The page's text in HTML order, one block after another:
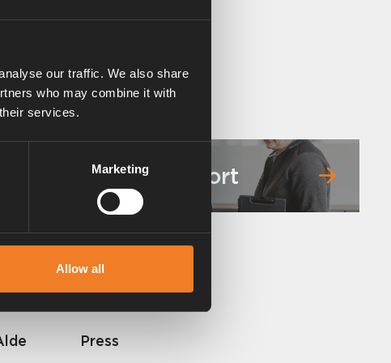
our traffic. We also share
who may combine it with
services.
Marketing
Allow all
Service & support
Press